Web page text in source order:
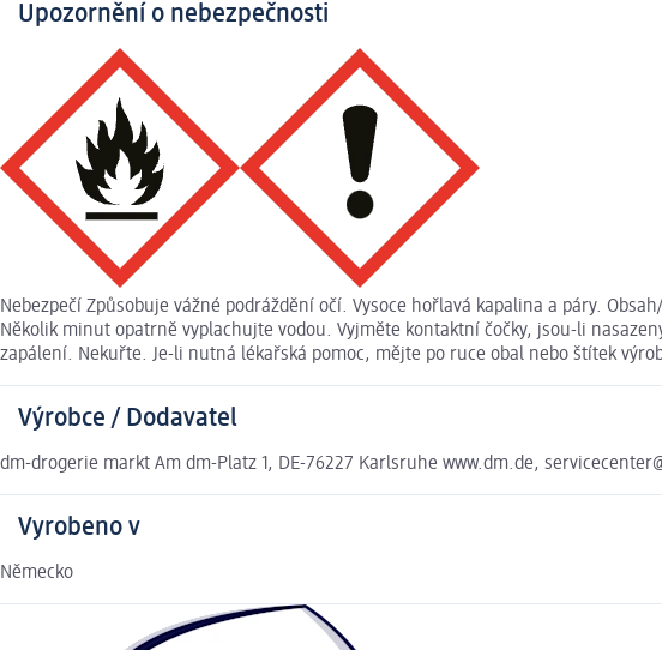
Upozornění o nebezpečnosti
Nebezpečí Způsobuje vážné podráždění očí. Vysoce hořlavá kapalina a páry.
Několik minut opatrně vyplachujte vodou. Vyjměte kontaktní čočky, jsou-li
zapálení. Nekuřte. Je-li nutná lékařská pomoc, mějte po ruce obal nebo štítek
Výrobce / Dodavatel
dm-drogerie markt Am dm-Platz 1, DE-76227 Karlsruhe www.dm.de,
Vyrobeno v
Německo